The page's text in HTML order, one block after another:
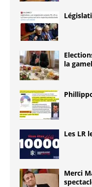
la
Les LR
Merci